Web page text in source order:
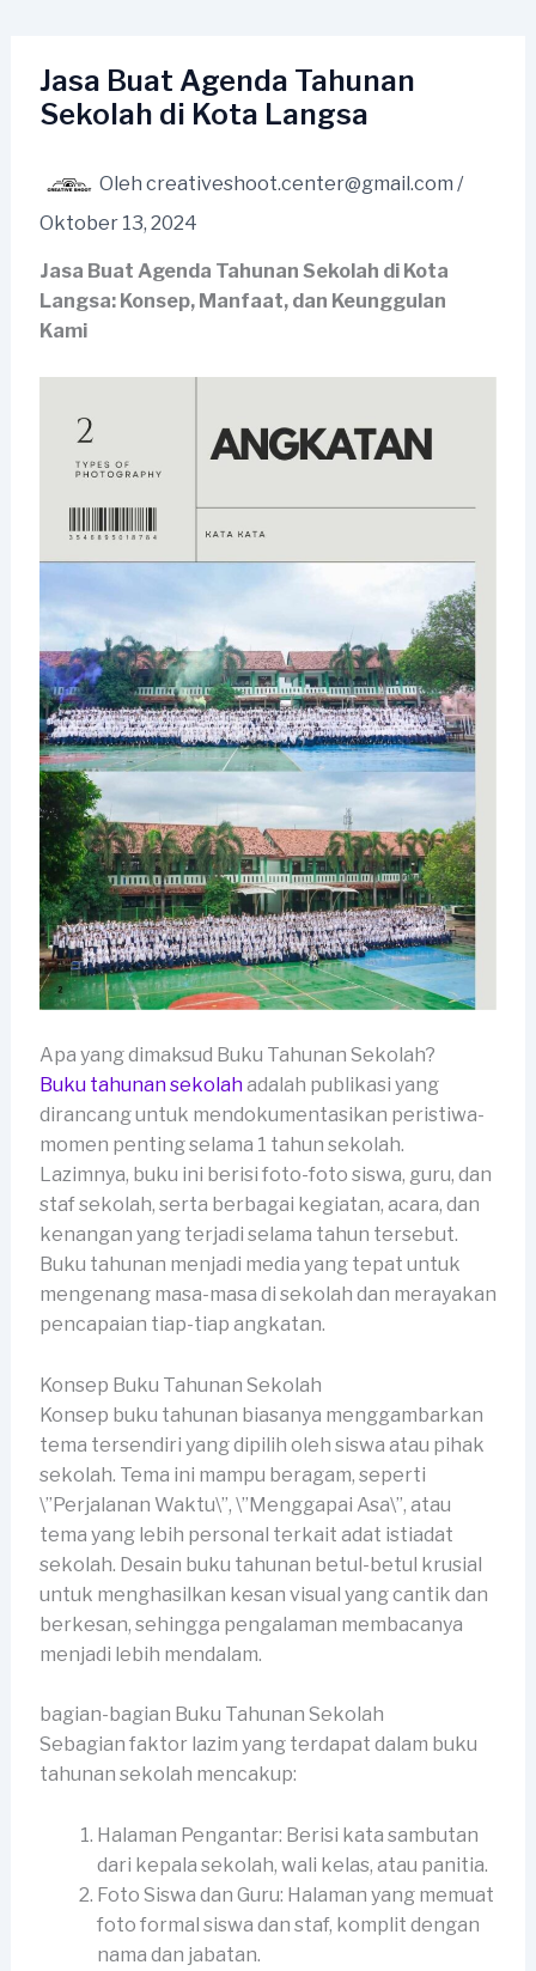
kontenJasa Buat Agenda Tahunan
Sekolah di Kota Langsa
Oleh creativeshoot.center@gmail.com /
Oktober 13, 2024
Jasa Buat Agenda Tahunan Sekolah di Kota
Langsa: Konsep, Manfaat, dan Keunggulan
Kami
Apa yang dimaksud Buku Tahunan Sekolah?
Buku tahunan sekolahadalah publikasi yang
dirancang untuk mendokumentasikan peristiwa-
momen penting selama 1 tahun sekolah.
Lazimnya, buku ini berisi foto-foto siswa, guru, dan
staf sekolah, serta berbagai kegiatan, acara, dan
kenangan yang terjadi selama tahun tersebut.
Buku tahunan menjadi media yang tepat untuk
mengenang masa-masa di sekolah dan merayakan
pencapaian tiap-tiap angkatan.
Konsep Buku Tahunan Sekolah
Konsep buku tahunan biasanya menggambarkan
tema tersendiri yang dipilih oleh siswa atau pihak
sekolah. Tema ini mampu beragam, seperti
\”Perjalanan Waktu\”, \”Menggapai Asa\”, atau
tema yang lebih personal terkait adat istiadat
sekolah. Desain buku tahunan betul-betul krusial
untuk menghasilkan kesan visual yang cantik dan
berkesan, sehingga pengalaman membacanya
menjadi lebih mendalam.
bagian-bagian Buku Tahunan Sekolah
Sebagian faktor lazim yang terdapat dalam buku
tahunan sekolah mencakup:
Halaman Pengantar: Berisi kata sambutan
dari kepala sekolah, wali kelas, atau panitia.
Foto Siswa dan Guru: Halaman yang memuat
foto formal siswa dan staf, komplit dengan
nama dan jabatan.